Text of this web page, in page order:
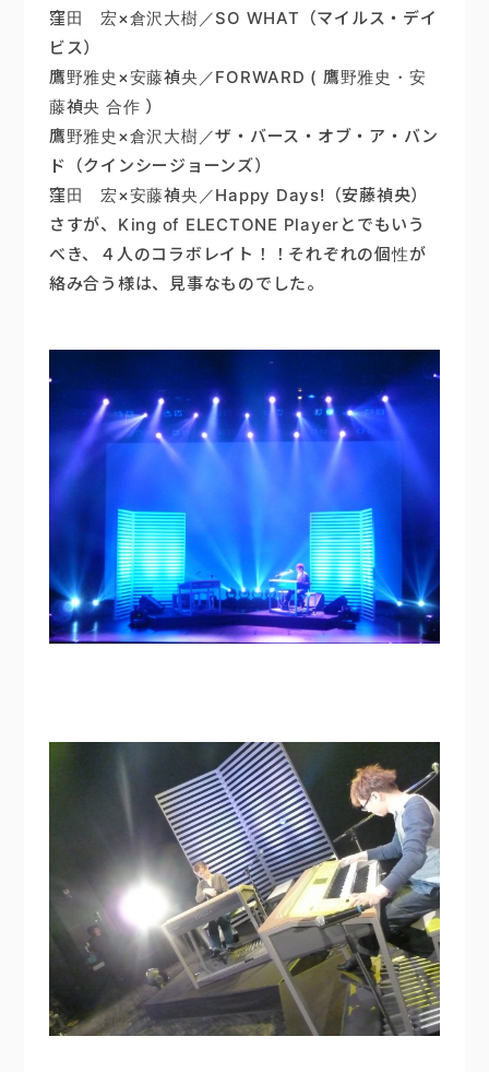
窪田 宏×倉沢大樹／SO WHAT（マイルス・デイ
ビス）
鷹野雅史×安藤禎央／FORWARD ( 鷹野雅史・安
藤禎央 合作 ）
鷹野雅史×倉沢大樹／ザ・バース・オブ・ア・バン
ド（クインシージョーンズ）
窪田 宏×安藤禎央／Happy Days!（安藤禎央）
さすが、King of ELECTONE Playerとでもいう
べき、４人のコラボレイト！！それぞれの個性が
絡み合う様は、見事なものでした。